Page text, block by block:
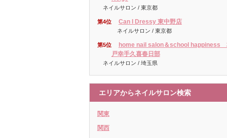
ネイルサロン / 東京都
第4位 Can I Dressy 東中野店
ネイルサロン / 東京都
第5位
home nail salon＆school happiness
戸幸手久喜春日部
ネイルサロン / 埼玉県
エリアからネイルサロン検索
関東
関西